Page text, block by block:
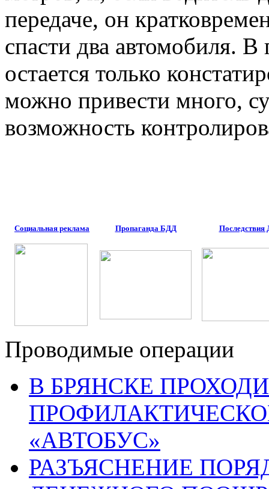
передаче, он
спасти два автомобиля.
остается только
можно привести много,
возможность
Социальная реклама Пропаганда БДД
Проводимые операции
В БРЯНСКЕ
«АВТОБУС»
РАЗЪЯСНЕНИЕ